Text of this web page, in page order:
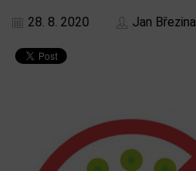
28. 8. 2020 Jan Březina